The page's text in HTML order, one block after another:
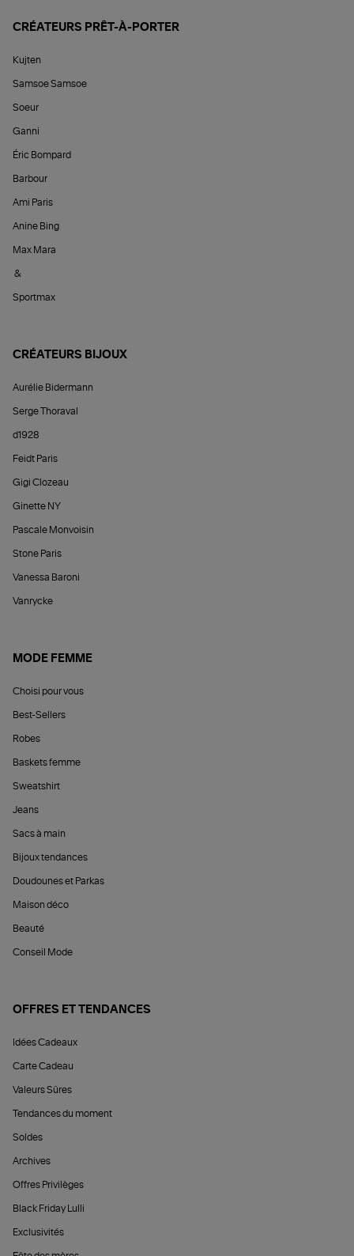
CRÉATEURS PRÊT-À-PORTER
Kujten
Samsoe Samsoe
Soeur
Ganni
Éric Bompard
Barbour
Ami Paris
Anine Bing
Max Mara
&
Sportmax
CRÉATEURS BIJOUX
Aurélie Bidermann
Serge Thoraval
d1928
Feidt Paris
Gigi Clozeau
Ginette NY
Pascale Monvoisin
Stone Paris
Vanessa Baroni
Vanrycke
MODE FEMME
Choisi pour vous
Best-Sellers
Robes
Baskets femme
Sweatshirt
Jeans
Sacs à main
Bijoux tendances
Doudounes et Parkas
Maison déco
Beauté
Conseil Mode
OFFRES ET TENDANCES
Idées Cadeaux
Carte Cadeau
Valeurs Sûres
Tendances du moment
Soldes
Archives
Offres Privilèges
Black Friday Lulli
Exclusivités